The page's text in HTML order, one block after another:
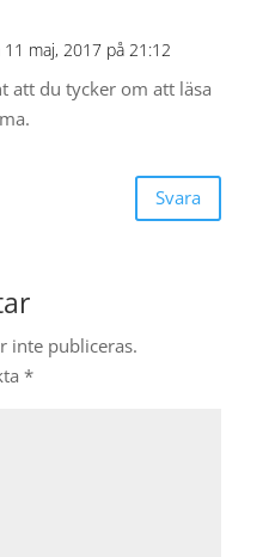
11 maj, 2017 på 21:12
att du tycker om att läsa
Svara
inte publiceras.
*